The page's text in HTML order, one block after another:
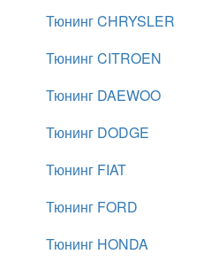
Тюнинг CHRYSLER
Тюнинг CITROEN
Тюнинг DAEWOO
Тюнинг DODGE
Тюнинг FIAT
Тюнинг FORD
Тюнинг HONDA